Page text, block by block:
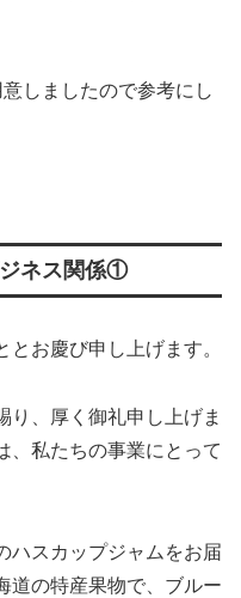
しましたので参考にし
ネス関係①
お慶び申し上げます。
り、厚く御礼申し上げま
、私たちの事業にとって
ハスカップジャムをお届
道の特産果物で、ブルー